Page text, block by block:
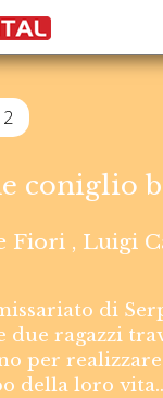
coniglio
Fiori, Luigi
di
due ragazzi
per
della loro